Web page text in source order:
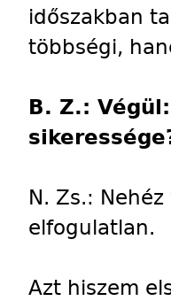
időszakban
többségi,
B. Z.:
N. Zs.:
elfogulatlan.
Azt hiszem